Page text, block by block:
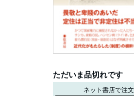
ただいま品切れです
ネット書店で注文